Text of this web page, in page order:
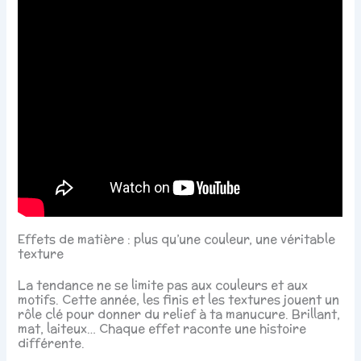
Effets de matière : plus qu’une couleur, une véritable
texture
La tendance ne se limite pas aux couleurs et aux
motifs. Cette année, les finis et les textures jouent un
rôle clé pour donner du relief à ta manucure. Brillant,
mat, laiteux… Chaque effet raconte une histoire
différente.